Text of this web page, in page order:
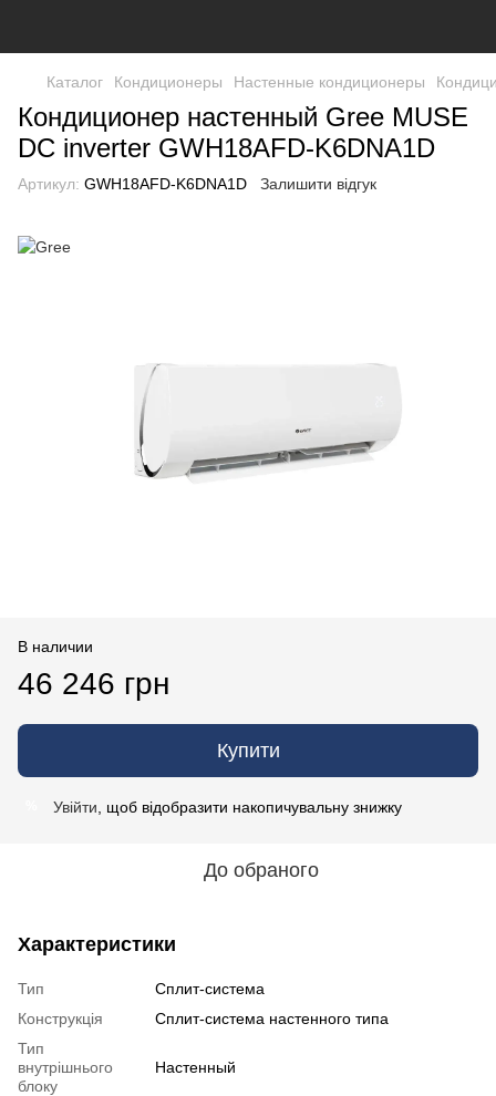
Каталог Кондиционеры Настенные кондиционеры
Кондиционер настенный Gree MUSE
DC inverter GWH18AFD-K6DNA1D
Артикул: GWH18AFD-K6DNA1D Залишити відгук
В наличии
46 246 грн
Купити
Увійти , щоб відобразити накопичувальну знижку
До обраного
Характеристики
Тип
Сплит-система
Конструкція
Cплит-система настенного типа
Тип
внутрішнього
блоку
Настенный